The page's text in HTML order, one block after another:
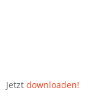
Jetzt downloaden!